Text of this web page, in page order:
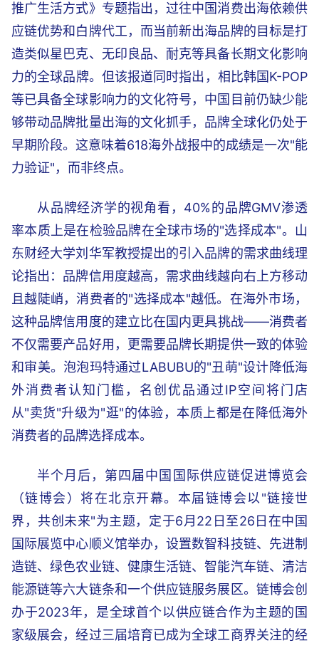
推广生活方式》专题指出，过往中国消费出海依赖供
应链优势和白牌代工，而当前新出海品牌的目标是打
造类似星巴克、无印良品、耐克等具备长期文化影响
力的全球品牌。但该报道同时指出，相比韩国K-POP
等已具备全球影响力的文化符号，中国目前仍缺少能
够带动品牌批量出海的文化抓手，品牌全球化仍处于
早期阶段。这意味着618海外战报中的成绩是一次"能
力验证"，而非终点。
从品牌经济学的视角看，40%的品牌GMV渗透
率本质上是在检验品牌在全球市场的"选择成本"。山
东财经大学刘华军教授提出的引入品牌的需求曲线理
论指出：品牌信用度越高，需求曲线越向右上方移动
且越陡峭，消费者的"选择成本"越低。在海外市场，
这种品牌信用度的建立比在国内更具挑战——消费者
不仅需要产品好用，更需要品牌长期提供一致的体验
和审美。泡泡玛特通过LABUBU的"丑萌"设计降低海
外消费者认知门槛，名创优品通过IP空间将门店
从"卖货"升级为"逛"的体验，本质上都是在降低海外
消费者的品牌选择成本。
半个月后，第四届中国国际供应链促进博览会
（链博会）将在北京开幕。本届链博会以"链接世
界，共创未来"为主题，定于6月22日至26日在中国
国际展览中心顺义馆举办，设置数智科技链、先进制
造链、绿色农业链、健康生活链、智能汽车链、清洁
能源链等六大链条和一个供应链服务展区。链博会创
办于2023年，是全球首个以供应链合作为主题的国
家级展会，经过三届培育已成为全球工商界关注的经